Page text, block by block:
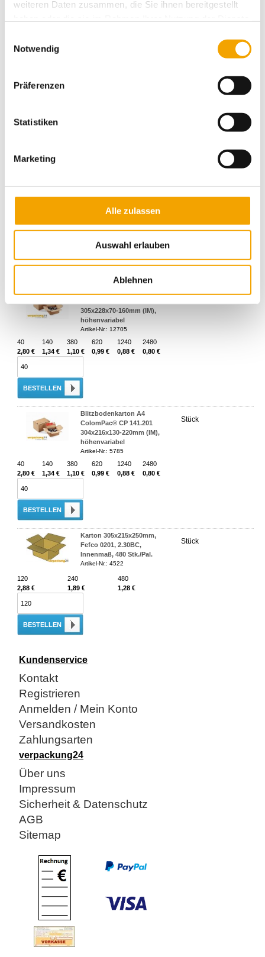
weiteren Daten zusammen, die Sie ihnen bereitgestellt
Notwendig
Präferenzen
Statistiken
Marketing
Alle zulassen
Auswahl erlauben
Ablehnen
BESTELLEN
Innenmaß, 3315 Stk./Pal.,
Boden+Deckel
Artikel-Nr.: 5208
2,51 €
0,78 € 0,65 € 0,58 € 0,56 € 0,51 €
BESTELLEN
305x228x70-160mm (IM),
höhenvariabel
Artikel-Nr.: 12705
Stück
40 140 380 620 1240
2480
2,80 €
1,34 € 1,10 € 0,99 € 0,88 € 0,80 €
BESTELLEN
Blitzbodenkarton A4
ColomPac® CP 141.201
304x216x130-220mm (IM),
höhenvariabel
Artikel-Nr.: 5785
Stück
40 140 380 620 1240
2480
2,80 €
1,34 € 1,10 € 0,99 € 0,88 € 0,80 €
BESTELLEN
Karton 305x215x250mm,
Fefco 0201, 2.30BC,
Innenmaß, 480 Stk./Pal.
Artikel-Nr.: 4522
Stück
120 240
480
2,88 €
1,89 € 1,28 €
BESTELLEN
Kundenservice
Kontakt
Registrieren
Anmelden / Mein Konto
Versandkosten
Zahlungsarten
verpackung24
Über uns
Impressum
Sicherheit & Datenschutz
AGB
Sitemap